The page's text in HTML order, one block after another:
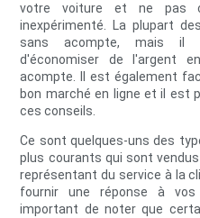
votre voiture et ne pas
inexpérimenté. La plupart
sans acompte, mais il
d'économiser de l'argent
acompte. Il est également
bon marché en ligne et il est
ces conseils.
Ce sont quelques-uns des
plus courants qui sont
représentant du service à la
fournir une réponse à
important de noter que